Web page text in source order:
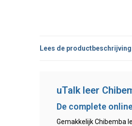
Lees de productbeschrijving
uTalk leer
De complete
Gemakkelijk Chibemba